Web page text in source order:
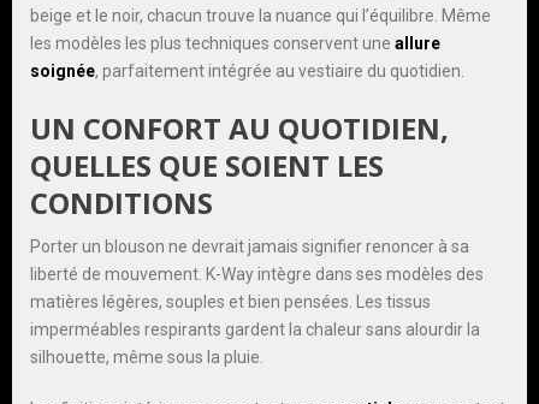
beige et le noir, chacun trouve la nuance qui l’équilibre. Même
les modèles les plus techniques conservent une allure
soignée, parfaitement intégrée au vestiaire du quotidien.
UN CONFORT AU QUOTIDIEN,
QUELLES QUE SOIENT LES
CONDITIONS
Porter un blouson ne devrait jamais signifier renoncer à sa
liberté de mouvement. K-Way intègre dans ses modèles des
matières légères, souples et bien pensées. Les tissus
imperméables respirants gardent la chaleur sans alourdir la
silhouette, même sous la pluie.